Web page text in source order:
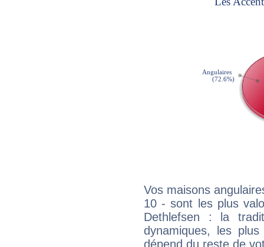
Vos maisons
10 - sont les plus
Dethlefsen : la
dynamiques, les
dépend du reste de